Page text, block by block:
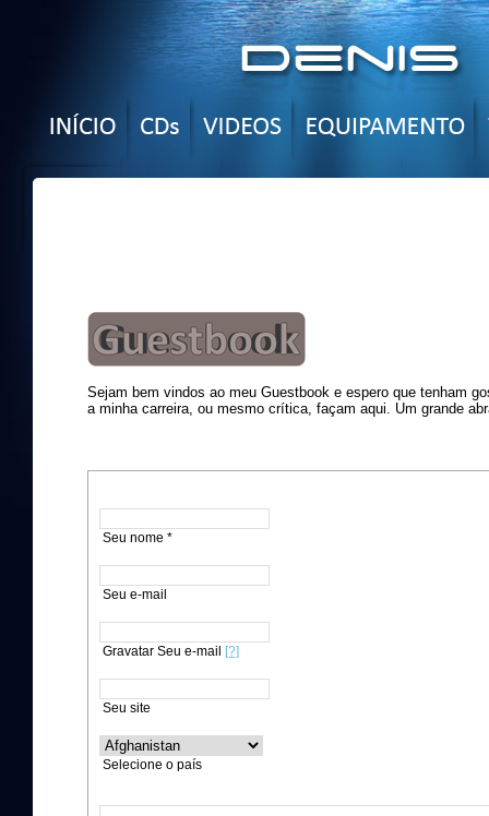
Sejam bem vindos ao meu Guestbook e espero que tenham
a minha carreira, ou mesmo crítica, façam aqui. Um grande
Seu nome *
Seu e-mail
Gravatar Seu e-mail [?]
Seu site
Selecione o país